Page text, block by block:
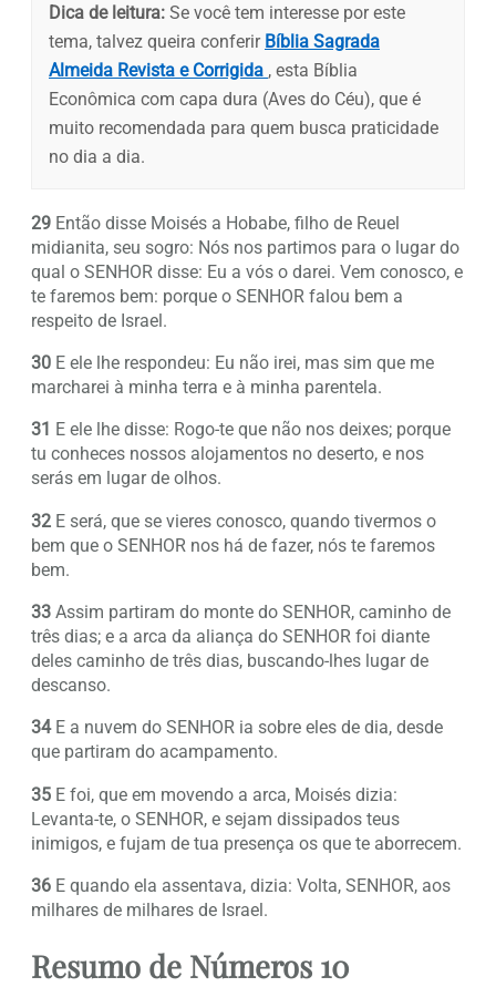
Dica de leitura: Se você tem interesse por este
tema, talvez queira conferir Bíblia Sagrada
Almeida Revista e Corrigida , esta Bíblia
Econômica com capa dura (Aves do Céu), que é
muito recomendada para quem busca praticidade
no dia a dia.
29 Então disse Moisés a Hobabe, filho de Reuel
midianita, seu sogro: Nós nos partimos para o lugar do
qual o SENHOR disse: Eu a vós o darei. Vem conosco, e
te faremos bem: porque o SENHOR falou bem a
respeito de Israel.
30 E ele lhe respondeu: Eu não irei, mas sim que me
marcharei à minha terra e à minha parentela.
31 E ele lhe disse: Rogo-te que não nos deixes; porque
tu conheces nossos alojamentos no deserto, e nos
serás em lugar de olhos.
32 E será, que se vieres conosco, quando tivermos o
bem que o SENHOR nos há de fazer, nós te faremos
bem.
33 Assim partiram do monte do SENHOR, caminho de
três dias; e a arca da aliança do SENHOR foi diante
deles caminho de três dias, buscando-lhes lugar de
descanso.
34E a nuvem do SENHOR ia sobre eles de dia, desde
que partiram do acampamento.
35 E foi, que em movendo a arca, Moisés dizia:
Levanta-te, o SENHOR, e sejam dissipados teus
inimigos, e fujam de tua presença os que te aborrecem.
36 E quando ela assentava, dizia: Volta, SENHOR, aos
milhares de milhares de Israel.
Resumo de Números 10